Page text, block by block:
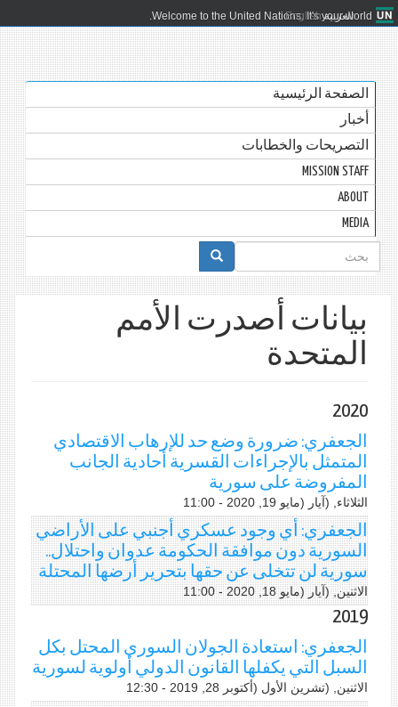
Welcome to the United Nations. It's your world.
العربية English
الصفحة الرئيسية
أخبار
التصريحات والخطابات
MISSION STAFF
ABOUT
MEDIA
استمارة
البحث
بيانات أصدرت الأمم
المتحدة
2020
الجعفري: ضرورة وضع حد للإرهاب الاقتصادي
المتمثل بالإجراءات القسرية أحادية الجانب
المفروضة على سورية
الثلاثاء, (آيار (مايو 19, 2020 - 11:00
الجعفري: أي وجود عسكري أجنبي على الأراضي
السورية دون موافقة الحكومة عدوان واحتلال..
سورية لن تتخلى عن حقها بتحرير أرضها المحتلة
الاثنين, (آيار (مايو 18, 2020 - 11:00
2019
الجعفري: استعادة الجولان السوري المحتل بكل
السبل التي يكفلها القانون الدولي أولوية لسورية
الاثنين, (تشرين اﻷول (أكتوبر 28, 2019 - 12:30